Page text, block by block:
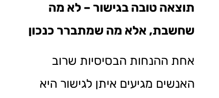
תוצאה טובה בגישור – לא מה
שחשבת, אלא מה שמתברר כנכון
אחת ההנחות הבסיסיות שרוב
האנשים מגיעים איתן לגישור היא